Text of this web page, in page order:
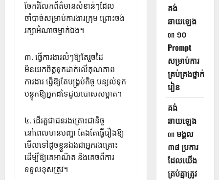
ចែករំលែកព័ត៌មានសំខាន់ៗដែល
ចាំបាច់សម្រាប់ការងារក្រុម ព្រោះចង់
រក្សាអំណាចម្នាក់ឯង។
៣. ធ្វើការងារលំៗឱ្យតែរួចដៃ
មិនយកចិត្តទុកដាក់លើគុណភាព
ការងារ ធ្វើឱ្យតែបង្គ្រប់កិច្ច បន្សល់ទុក
បន្ទុកឱ្យអ្នកដទៃជួយបោសសម្អាត។
៤. ដើរតួជាជនរងគ្រោះជានិច្ច
នៅពេលមានបញ្ហា តែងតែធ្វើរឿងឱ្យ
មើលទៅដូចខ្លួនឯងជាអ្នករងគ្រោះ
ដើម្បីឱ្យគេអាណិត និងគេចពីការ
ទទួលខុសត្រូវ។
គង់
ឆាយឡេង
on ១០
Prompt
សម្រាប់ការ
គ្រប់គ្រងថ្នាក់
រៀន
គង់
ឆាយឡេង
onមង្គល
៣៨ ប្រការ
ដែលយើង
គ្រប់គ្នាត្រូវ